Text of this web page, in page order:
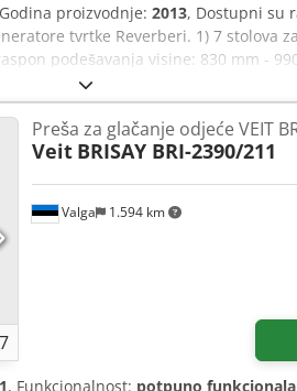
proizvodnje: 2013, Dostupni su
tvrtke Reverberi. 1) 7 stolova
podešavanja visine: 830 mm -
glačanje: 1100 mm/380 mm, težina:
2013, izvedba: Duplex,
stol za glačanje bit će dati uz
na licu mjesta. Moguće je
7
Valga 1.594 km
Preša za glačanje odjeće VEIT
Veit BRISAY BRI-2390/211
, Funkcionalnost: potpuno